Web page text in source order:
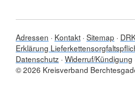
Adressen Kontakt Sitemap
Erklärung
Datenschutz Widerruf/Kündigung
© 2026 Kreisverband